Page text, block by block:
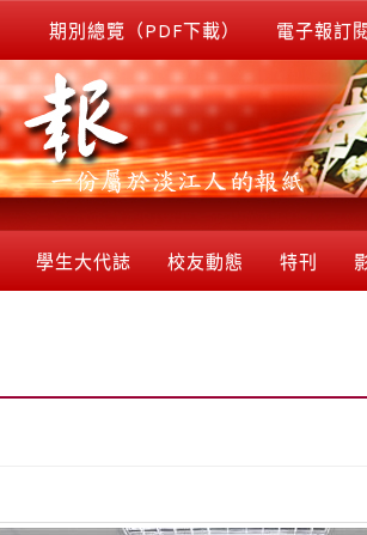
期別總覽（PDF下載） 電子報訂
學生大代誌 校友動態 特刊